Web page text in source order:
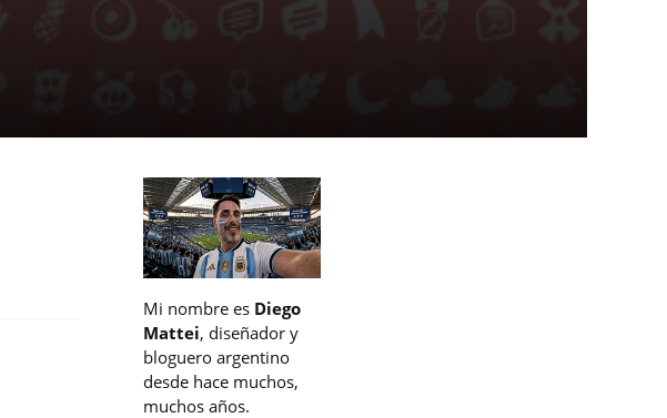
Mi nombre es Diego
Mattei, diseñador y
bloguero argentino
desde hace muchos,
muchos años.